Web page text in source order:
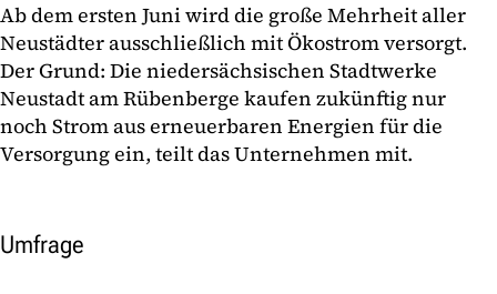
Ab dem ersten Juni wird die große Mehrheit aller
Neustädter ausschließlich mit Ökostrom versorgt.
Der Grund: Die niedersächsischen Stadtwerke
Neustadt am Rübenberge kaufen zukünftig nur
noch Strom aus erneuerbaren Energien für die
Versorgung ein, teilt das Unternehmen mit.
Umfrage